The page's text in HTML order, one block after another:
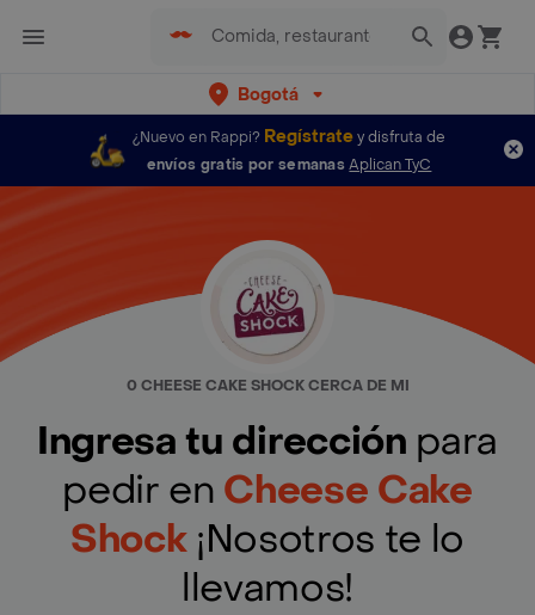
Bogotá
¿Nuevo en Rappi? Regístratey disfruta de
envíos gratis por semanas Aplican TyC
0 CHEESE CAKE SHOCK CERCA DE MI
Ingresa tu dirección para
pedir en Cheese Cake
Shock ¡Nosotros te lo
llevamos!